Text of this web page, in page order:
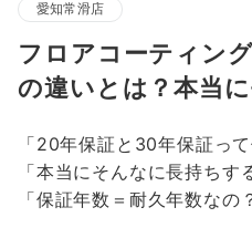
愛知常滑店
フロアコーティン
の違いとは？本当
「20年保証と30年保証って
「本当にそんなに長持ちす
「保証年数＝耐久年数なの